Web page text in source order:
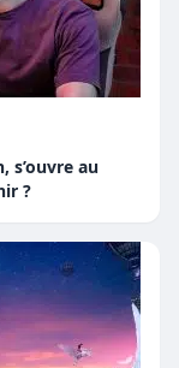
s’ouvre au
?